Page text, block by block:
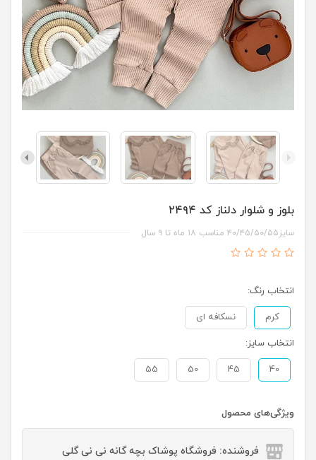
بلوز و شلوار دلناز کد ۲۴۹۴
سایز۴۰/۴۵/۵۰/۵۵ مناسب ۱۸ ماه تا ۹ سال
انتخاب رنگ:
کرم نسکافه ای
انتخاب سایز:
40
45
50
55
ویژگی‌های محصول
فروشنده: فروشگاه پوشاک بچه گانه نی نی گلی